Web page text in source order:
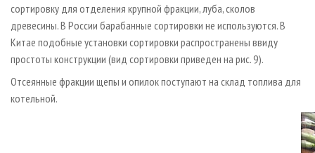
сортировку для отделения крупной фракции, луба, сколов
древесины. В России барабанные сортировки не используются. В
Китае подобные установки сортировки распространены ввиду
простоты конструкции (вид сортировки приведен на рис. 9).
Отсеянные фракции щепы и опилок поступают на склад топлива для
котельной.